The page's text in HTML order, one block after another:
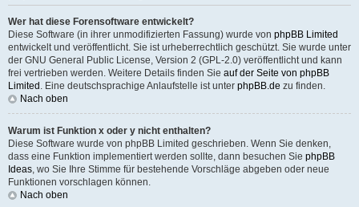
Wer hat diese Forensoftware entwickelt?
Diese Software (in ihrer unmodifizierten Fassung) wurde von phpBB Limited
entwickelt und veröffentlicht. Sie ist urheberrechtlich geschützt. Sie wurde unter
der GNU General Public License, Version 2 (GPL-2.0) veröffentlicht und kann
frei vertrieben werden. Weitere Details finden Sie auf der Seite von phpBB
Limited . Eine deutschsprachige Anlaufstelle ist unter phpBB.de zu finden.
Nach oben
Warum ist Funktion x oder y nicht enthalten?
Diese Software wurde von phpBB Limited geschrieben. Wenn Sie denken,
dass eine Funktion implementiert werden sollte, dann besuchen Sie phpBB
Ideas, wo Sie Ihre Stimme für bestehende Vorschläge abgeben oder neue
Funktionen vorschlagen können.
Nach oben